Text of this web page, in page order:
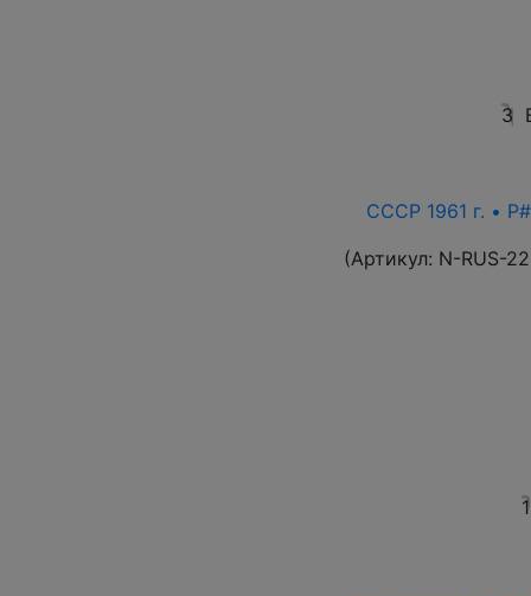
3
СССР 1961 г. •
(Артикул: N-RUS-
1